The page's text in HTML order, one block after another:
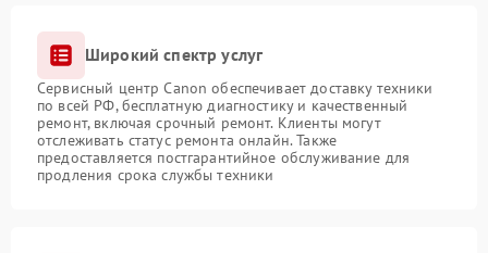
Широкий спектр услуг
Сервисный центр Canon обеспечивает доставку техники
по всей РФ, бесплатную диагностику и качественный
ремонт, включая срочный ремонт. Клиенты могут
отслеживать статус ремонта онлайн. Также
предоставляется постгарантийное обслуживание для
продления срока службы техники